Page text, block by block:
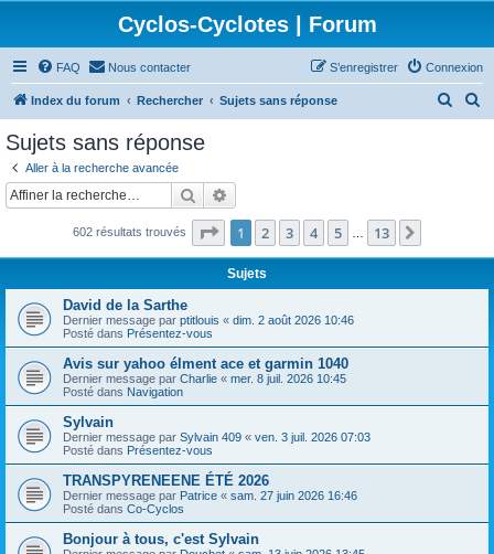
Cyclos-Cyclotes | Forum
FAQ Nous contacter Connexion
S’enregistrer
Index du forum Rechercher Sujets sans réponse
c
c
Sujets sans réponse
Aller à la recherche avancée
Rechercher
602 résultats trouvés Page 1sur13
1 2 3 4 5 13
Sujets
David de la Sarthe
Dernier message par ptitlouis « dim. 2 août 2026 10:46
Posté dans Présentez-vous
Avis sur yahoo élment ace et garmin 1040
Dernier message par Charlie « mer. 8 juil. 2026 10:45
Posté dans Navigation
Sylvain
Dernier message par Sylvain 409 « ven. 3 juil. 2026 07:03
Posté dans Présentez-vous
TRANSPYRENEENE ÉTÉ 2026
Dernier message par Patrice « sam. 27 juin 2026 16:46
Posté dans Co-Cyclos
Bonjour à tous, c'est Sylvain